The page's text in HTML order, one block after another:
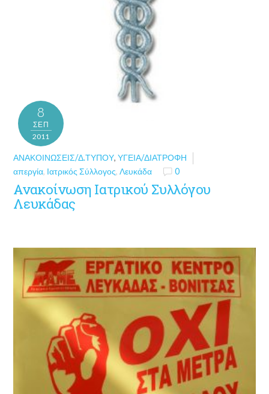
8
ΣΕΠ
2011
ΑΝΑΚΟΙΝΏΣΕΙΣ/Δ.ΤΎΠΟΥ,ΥΓΕΊΑ/ΔΙΑΤΡΟΦΉ
απεργία, Ιατρικός Σύλλογος,Λευκάδα 0
Ανακοίνωση Ιατρικού Συλλόγου
Λευκάδας